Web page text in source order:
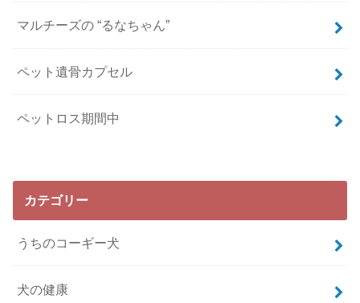
マルチーズの “るなちゃん”
ペット遺骨カプセル
ペットロス期間中
カテゴリー
うちのコーギー犬
犬の健康